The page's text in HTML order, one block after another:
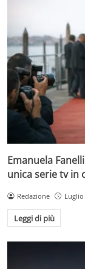
Emanuela
unica serie tv in
Redazione Luglio
Leggi di più